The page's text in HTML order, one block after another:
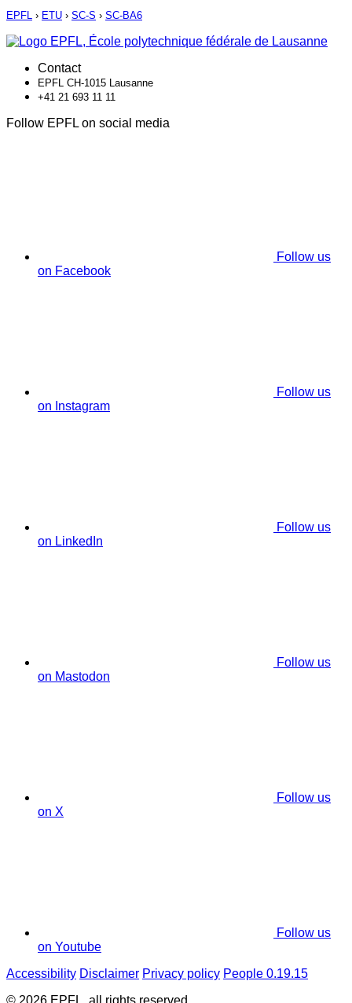
EPFL › ETU › SC-S › SC-BA6
Contact
EPFL CH-1015 Lausanne
+41 21 693 11 11
Follow EPFL on social media
Follow us
on Facebook
Follow us
on Instagram
Follow us
on LinkedIn
Follow us
on Mastodon
Follow us
on X
Follow us
on Youtube
Accessibility Disclaimer Privacy policy People 0.19.15